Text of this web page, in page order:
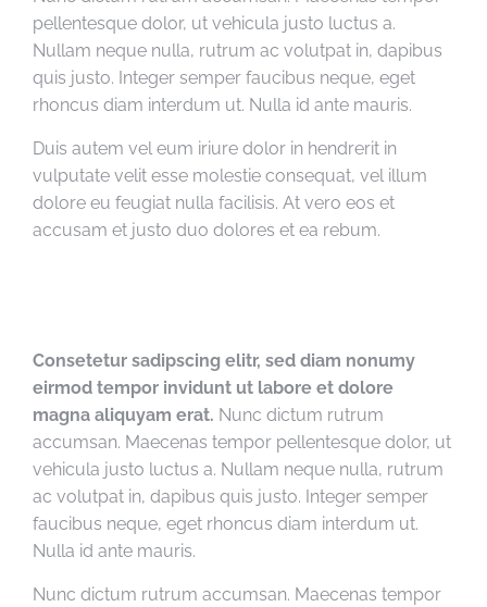
pellentesque dolor, ut vehicula justo luctus a.
Nullam neque nulla, rutrum ac volutpat in, dapibus
quis justo. Integer semper faucibus neque, eget
rhoncus diam interdum ut. Nulla id ante mauris.
Duis autem vel eum iriure dolor in hendrerit in
vulputate velit esse molestie consequat, vel illum
dolore eu feugiat nulla facilisis. At vero eos et
accusam et justo duo dolores et ea rebum.
Consetetur sadipscing elitr, sed diam nonumy
eirmod tempor invidunt ut labore et dolore
magna aliquyam erat. Nunc dictum rutrum
accumsan. Maecenas tempor pellentesque dolor, ut
vehicula justo luctus a. Nullam neque nulla, rutrum
ac volutpat in, dapibus quis justo. Integer semper
faucibus neque, eget rhoncus diam interdum ut.
Nulla id ante mauris.
Nunc dictum rutrum accumsan. Maecenas tempor